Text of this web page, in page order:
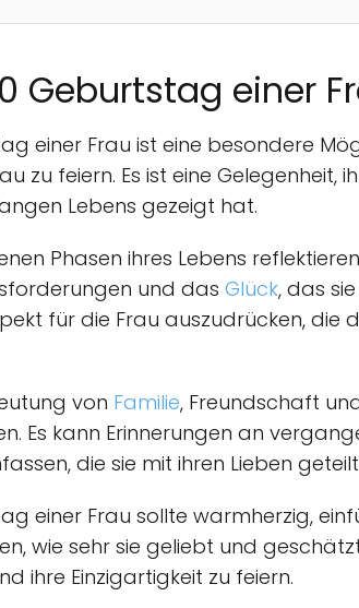
Geburtstag einer
einer Frau ist eine besondere
zu feiern. Es ist eine Gelegenheit,
Lebens gezeigt hat.
Phasen ihres Lebens
und das Glück, das
für die Frau auszudrücken, die
von Familie, Freundschaft
Es kann Erinnerungen an
die sie mit ihren Lieben
einer Frau sollte warmherzig,
wie sehr sie geliebt und
ihre Einzigartigkeit zu feiern.